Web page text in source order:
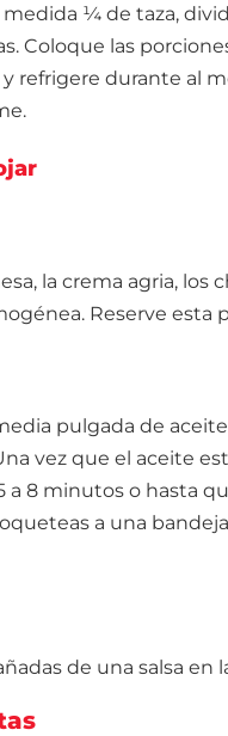
¼ de taza,
Coloque las
refrigere durante al
la crema agria, los
Reserve esta
pulgada de
vez que el aceite
a 8 minutos o hasta
a una
de una salsa en